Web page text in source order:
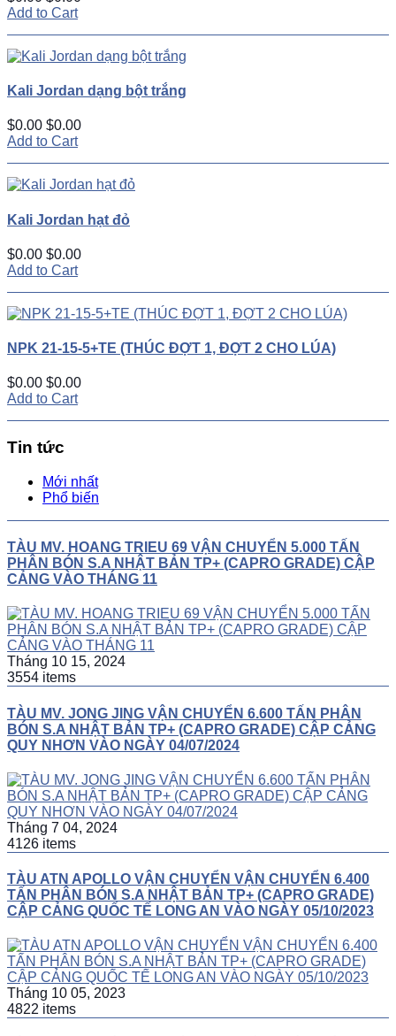
Add to Cart
Kali Jordan dạng bột trắng
$0.00 $0.00
Add to Cart
Kali Jordan hạt đỏ
$0.00 $0.00
Add to Cart
NPK 21-15-5+TE (THÚC ĐỢT 1, ĐỢT 2 CHO LÚA)
$0.00 $0.00
Add to Cart
Tin tức
Mới nhất
Phổ biến
TÀU MV. HOANG TRIEU 69 VẬN CHUYỂN 5.000 TẤN
PHÂN BÓN S.A NHẬT BẢN TP+ (CAPRO GRADE) CẬP
CẢNG VÀO THÁNG 11
Tháng 10 15, 2024
3554 items
TÀU MV. JONG JING VẬN CHUYỂN 6.600 TẤN PHÂN
BÓN S.A NHẬT BẢN TP+ (CAPRO GRADE) CẬP CẢNG
QUY NHƠN VÀO NGÀY 04/07/2024
Tháng 7 04, 2024
4126 items
TÀU ATN APOLLO VẬN CHUYỂN VẬN CHUYỂN 6.400
TẤN PHÂN BÓN S.A NHẬT BẢN TP+ (CAPRO GRADE)
CẬP CẢNG QUỐC TẾ LONG AN VÀO NGÀY 05/10/2023
Tháng 10 05, 2023
4822 items